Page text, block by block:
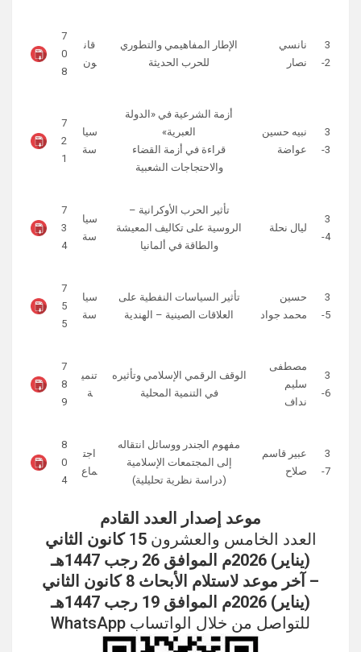
3
2-
نانسي
نصار
الإطار المفاهيمي والتطوري
للحرب الحديثة
قان
ون
7
0
8
3
3-
نبيه حسين
عواضة
أزمة الشرعية في «الدولة
العبرية»
قراءة في أزمة القضاء
والاحتجاجات الشعبية
سيا
سة
7
2
1
3
4-
ليال نحلة
تأثير الحرب الأوكرانية –
الروسية على تكاليف المعيشة
والطاقة في ألمانيا
سيا
سة
7
3
4
3
5-
حسين
محمد جواد
تأثير السياسات النفطية على
العلاقات الصينية – الهندية
سيا
سة
7
5
5
3
6-
مصطفى
سليم
نداف
الوقف الرقمي الإسلامي وتأثيره
في التنمية المحلية
تنمي
ة
7
8
9
3
7-
عبير قاسم
صلاح
مفهوم الجندر ووسائل انتقاله
إلى المجتمعات الإسلامية
(دراسة نظرية تحليلية)
اجت
ماع
8
0
4
موعد إصدار العدد القادم
العدد الخامس والعشرون 1
5 كانون الثاني
(يناير) 2026م الموافق 26 رجب 1447هـ
– آخر موعد لاستلام الأبحاث 8 كانون الثاني
(يناير) 2026م الموافق 19 رجب 1447هـ
للتواصل من خلال الواتساب WhatsApp